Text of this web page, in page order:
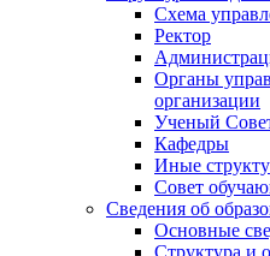
Схема
Ректор
Органы
организации
Ученый
Кафедры
Иные
Совет
Сведения об
Основные
Структура и